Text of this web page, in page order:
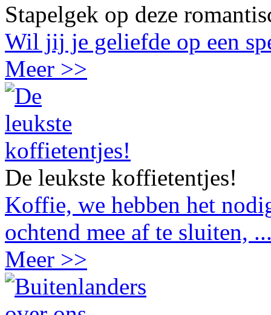
Stapelgek op deze
Wil jij je geliefde op een
Meer >>
De leukste koffietentjes!
Koffie, we hebben het
ochtend mee af te sluiten,
Meer >>